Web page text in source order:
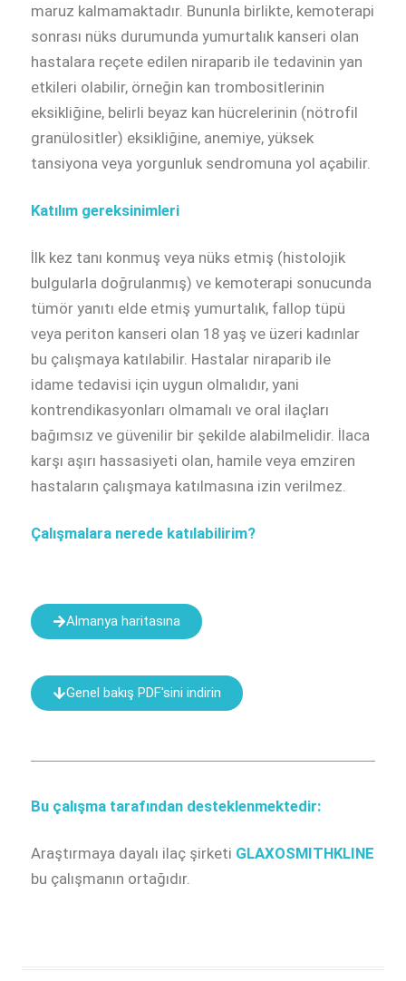
maruz kalmamaktadır. Bununla birlikte, kemoterapi
sonrası nüks durumunda yumurtalık kanseri olan
hastalara reçete edilen niraparib ile tedavinin yan
etkileri olabilir, örneğin kan trombositlerinin
eksikliğine, belirli beyaz kan hücrelerinin (nötrofil
granülositler) eksikliğine, anemiye, yüksek
tansiyona veya yorgunluk sendromuna yol açabilir.
Katılım gereksinimleri
İlk kez tanı konmuş veya nüks etmiş (histolojik
bulgularla doğrulanmış) ve kemoterapi sonucunda
tümör yanıtı elde etmiş yumurtalık, fallop tüpü
veya periton kanseri olan 18 yaş ve üzeri kadınlar
bu çalışmaya katılabilir. Hastalar niraparib ile
idame tedavisi için uygun olmalıdır, yani
kontrendikasyonları olmamalı ve oral ilaçları
bağımsız ve güvenilir bir şekilde alabilmelidir. İlaca
karşı aşırı hassasiyeti olan, hamile veya emziren
hastaların çalışmaya katılmasına izin verilmez.
Çalışmalara nerede katılabilirim?
Almanya haritasına
Genel bakış PDF'sini indirin
Bu çalışma tarafından desteklenmektedir:
Araştırmaya dayalı ilaç şirketi GLAXOSMITHKLINE
bu çalışmanın ortağıdır.